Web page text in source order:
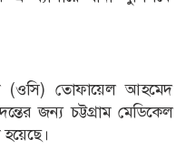
(ওসি) তোফায়েল আহমেদ
জন্য চট্টগ্রাম মেডিকেল